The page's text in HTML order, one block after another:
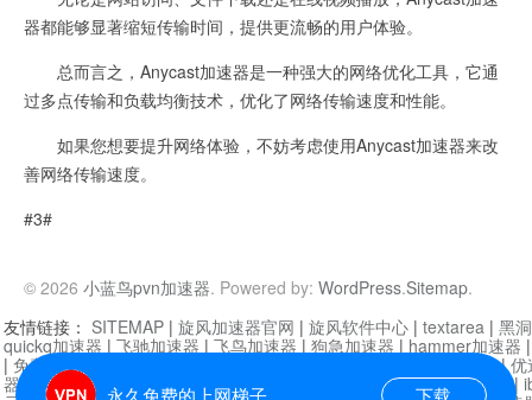
器都能够显著缩短传输时间，提供更流畅的用户体验。
总而言之，Anycast加速器是一种强大的网络优化工具，它通
过多点传输和负载均衡技术，优化了网络传输速度和性能。
如果您想要提升网络体验，不妨考虑使用Anycast加速器来改
善网络传输速度。
#3#
© 2026 小蓝鸟pvn加速器. Powered by: WordPress.Sitemap.
永久免费的上网梯子 下载
友情链接： SITEMAP | 旋风加速器官网 | 旋风软件中心 | textarea | 黑
quickq加速器 | 飞驰加速器 | 飞鸟加速器 | 狗急加速器 | hammer加速器
| 免费vqn加速外网 迷雾通|优
器| 快柠檬加速器 |黑洞加速 |falemon 快橙加速器|anycast加速器 |